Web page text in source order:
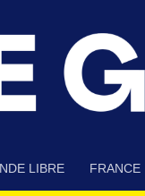
LIBRE FRANCE